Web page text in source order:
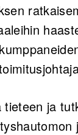
tieteen ja